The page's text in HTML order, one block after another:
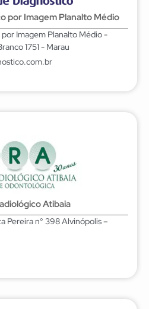
por Imagem Planalto Médio
Imagem Planalto Médio -
1751 - Marau
Atibaia
Pereira n° 398 Alvinópolis –